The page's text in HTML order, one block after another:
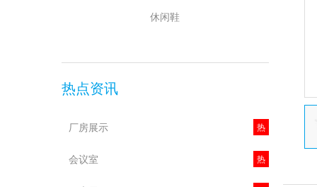
休闲鞋
热点资讯
厂房展示 热
会议室 热